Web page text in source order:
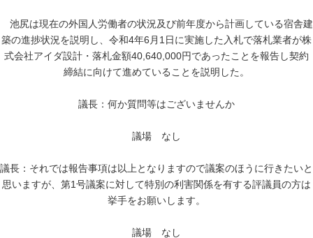
池尻は現在の外国人労働者の状況及び前年度から計画している宿舎建
築の進捗状況を説明し、令和4年6月1日に実施した入札で落札業者が株
式会社アイダ設計・落札金額40,640,000円であったことを報告し契約
締結に向けて進めていることを説明した。
議長：何か質問等はございませんか
議場 なし
議長：それでは報告事項は以上となりますので議案のほうに行きたいと
思いますが、第1号議案に対して特別の利害関係を有する評議員の方は
挙手をお願いします。
議場 なし